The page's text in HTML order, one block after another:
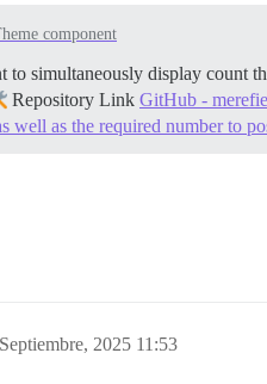
component
to simultaneously display count
Repository Link GitHub -
well as the required number to
2025 11:53